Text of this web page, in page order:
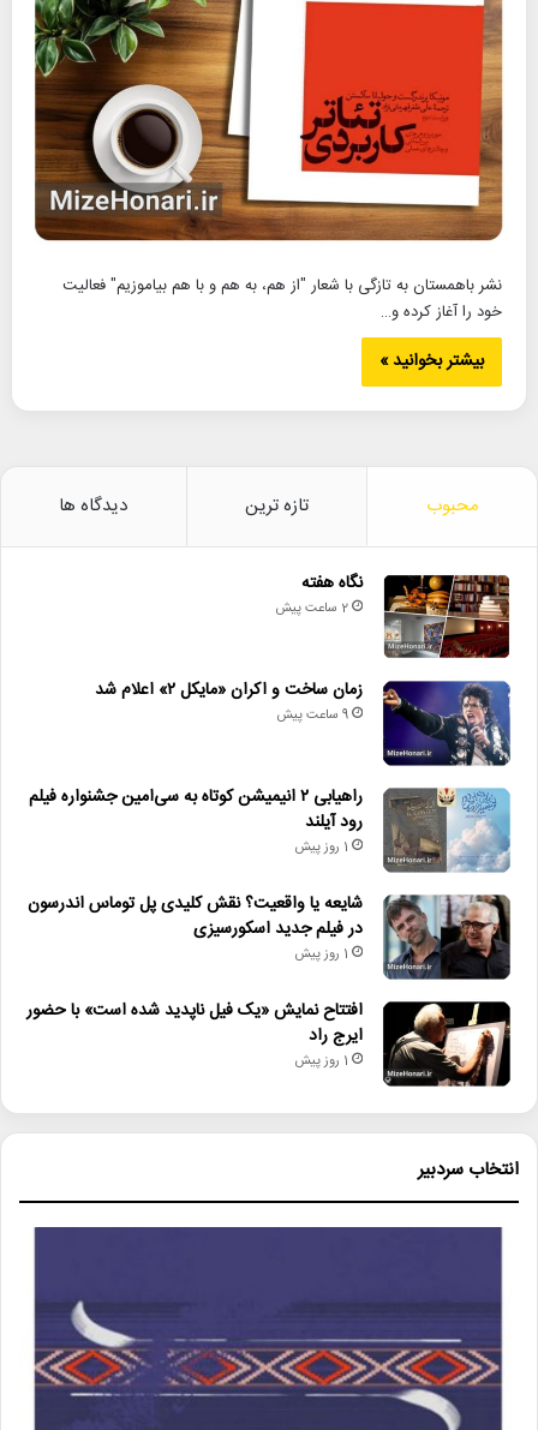
نشر باهمستان به تازگی با شعار "از هم، به هم و با هم بیاموزیم" فعالیت
خود را آغاز کرده و…
بیشتر بخوانید »
محبوب تازه ترین دیدگاه ها
نگاه هفته
2 ساعت پیش
زمان ساخت و اکران «مایکل ۲» اعلام شد
9 ساعت پیش
راهیابی ۲ انیمیشن کوتاه به سی‌امین جشنواره فیلم
رود آیلند
1 روز پیش
شایعه یا واقعیت؟ نقش کلیدی پل توماس اندرسون
در فیلم جدید اسکورسیزی
1 روز پیش
افتتاح نمایش «یک فیل ناپدید شده است» با حضور
ایرج راد
1 روز پیش
انتخاب سردبیر